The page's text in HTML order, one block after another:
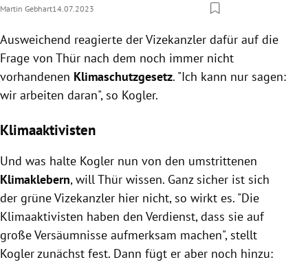
Martin Gebhart14.07.2023
Ausweichend reagierte der Vizekanzler dafür auf die
Frage von Thür nach dem noch immer nicht
vorhandenen Klimaschutzgesetz. "Ich kann nur sagen:
wir arbeiten daran", so Kogler.
Klimaaktivisten
Und was halte Kogler nun von den umstrittenen
Klimaklebern, will Thür wissen. Ganz sicher ist sich
der grüne Vizekanzler hier nicht, so wirkt es. "Die
Klimaaktivisten haben den Verdienst, dass sie auf
große Versäumnisse aufmerksam machen", stellt
Kogler zunächst fest. Dann fügt er aber noch hinzu: